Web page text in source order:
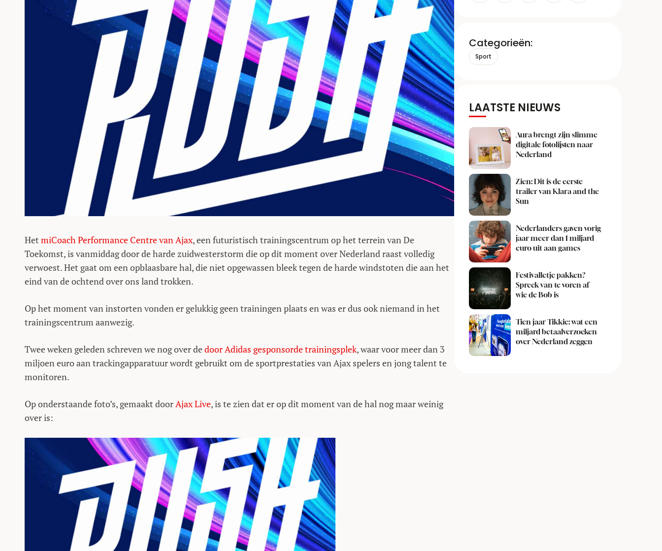
Het miCoach Performance Centre van Ajax, een futuristisch trainingscentrum op het terrein van De
Toekomst, is vanmiddag door de harde zuidwesterstorm die op dit moment over Nederland raast volledig
verwoest. Het gaat om een opblaasbare hal, die niet opgewassen bleek tegen de harde windstoten die aan het
eind van de ochtend over ons land trokken.
Op het moment van instorten vonden er gelukkig geen trainingen plaats en was er dus ook niemand in het
trainingscentrum aanwezig.
Twee weken geleden schreven we nog over dedoor Adidas gesponsorde trainingsplek, waar voor meer dan 3
miljoen euro aan trackingapparatuur wordt gebruikt om de sportprestaties van Ajax spelers en jong talent te
monitoren.
Op onderstaande foto’s, gemaakt doorAjax Live, is te zien dat er op dit moment van de hal nog maar weinig
over is:
Categorieën:
Sport
LAATSTE NIEUWS
Aura brengt zijn slimme
digitale fotolijsten naar
Nederland
Zien: Dit is de eerste
trailer van Klara and the
Sun
Nederlanders gaven vorig
jaar meer dan 1 miljard
euro uit aan games
Festivalletje pakken?
Spreek van te voren af
wie de Bob is
Tien jaar Tikkie: wat een
miljard betaalverzoeken
over Nederland zeggen